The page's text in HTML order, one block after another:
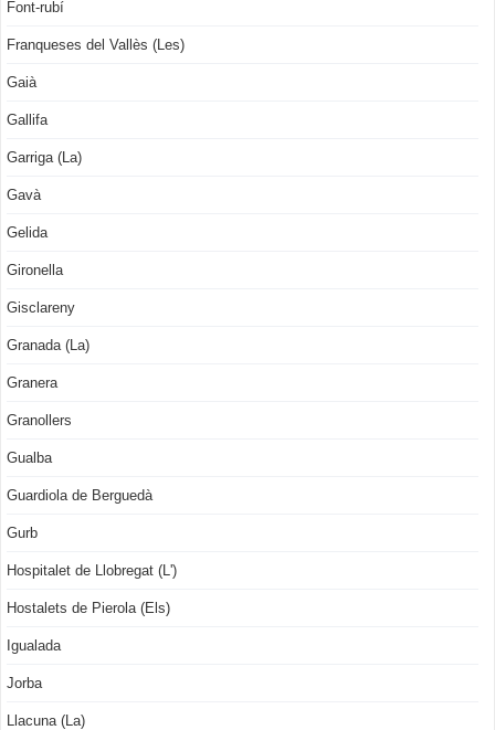
Font-rubí
Franqueses del Vallès (Les)
Gaià
Gallifa
Garriga (La)
Gavà
Gelida
Gironella
Gisclareny
Granada (La)
Granera
Granollers
Gualba
Guardiola de Berguedà
Gurb
Hospitalet de Llobregat (L')
Hostalets de Pierola (Els)
Igualada
Jorba
Llacuna (La)